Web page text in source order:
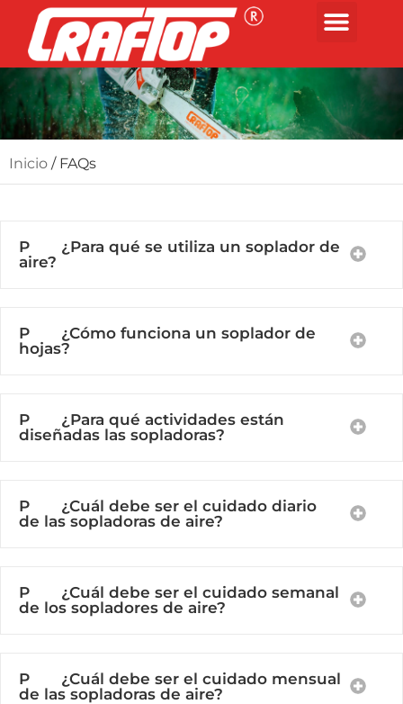
Inicio / FAQs
P ¿Para qué se utiliza un soplador de
aire?
P ¿Cómo funciona un soplador de
hojas?
P ¿Para qué actividades están
diseñadas las sopladoras?
P ¿Cuál debe ser el cuidado diario
de las sopladoras de aire?
P ¿Cuál debe ser el cuidado semanal
de los sopladores de aire?
P ¿Cuál debe ser el cuidado mensual
de las sopladoras de aire?